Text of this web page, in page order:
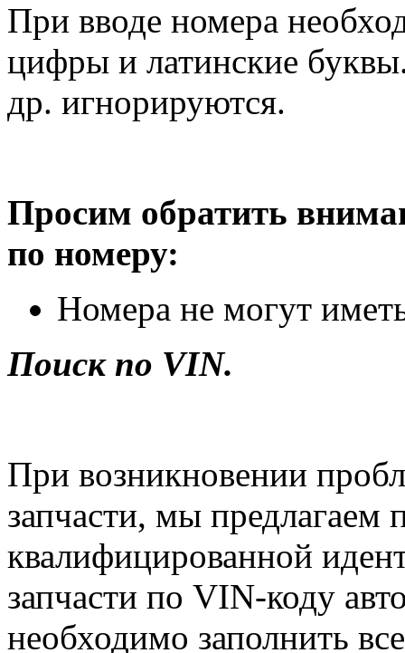
При вводе номера
цифры и латинские
др. игнорируются.
Просим обратить
по номеру:
Номера не могут
Поиск по VIN.
При возникновении
запчасти, мы
квалифицированной
запчасти по VIN-коду
необходимо заполнить